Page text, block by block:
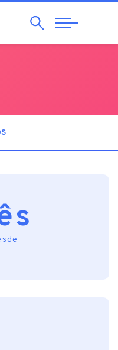
Pesquisar
Abrir
Navegação